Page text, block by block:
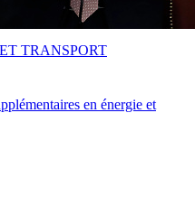
en énergie et
TRANSPORT